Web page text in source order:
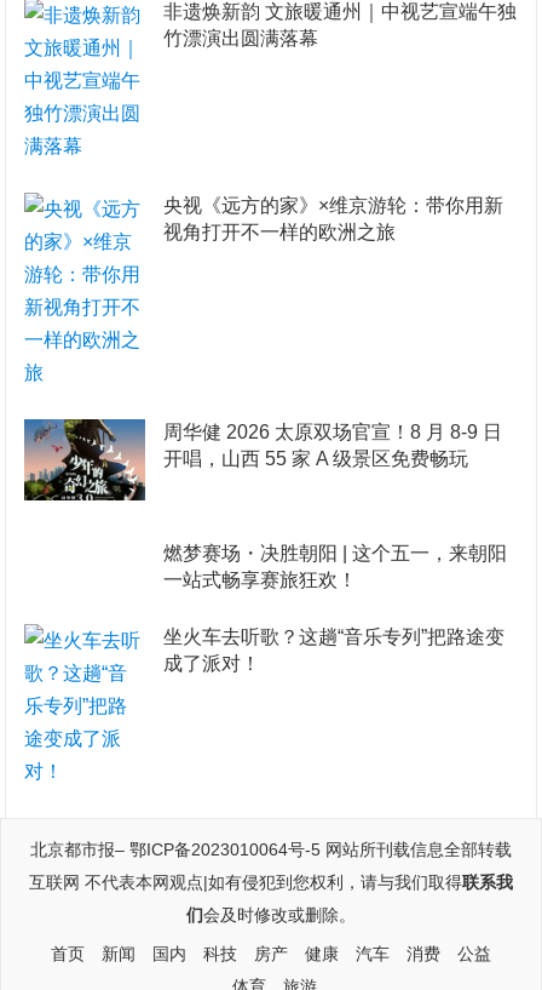
非遗焕新韵 文旅暖通州｜中视艺宣端午独
竹漂演出圆满落幕
央视《远方的家》×维京游轮：带你用新
视角打开不一样的欧洲之旅
周华健 2026 太原双场官宣！8 月 8-9 日
开唱，山西 55 家 A 级景区免费畅玩
燃梦赛场・决胜朝阳 | 这个五一，来朝阳
一站式畅享赛旅狂欢！
坐火车去听歌？这趟“音乐专列”把路途变
成了派对！
北京都市报– 鄂ICP备2023010064号-5 网站所刊载信息全部转载
互联网 不代表本网观点|如有侵犯到您权利，请与我们取得联系我
们会及时修改或删除。
首页
新闻 国内 科技 房产 健康 汽车 消费
公益